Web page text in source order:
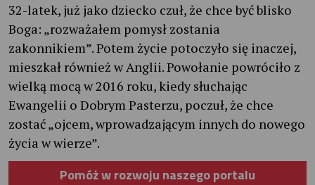
32-latek, już jako dziecko czuł, że chce być blisko
Boga: „rozważałem pomysł zostania
zakonnikiem”. Potem życie potoczyło się inaczej,
mieszkał również w Anglii. Powołanie powróciło z
wielką mocą w 2016 roku, kiedy słuchając
Ewangelii o Dobrym Pasterzu, poczuł, że chce
zostać „ojcem, wprowadzającym innych do nowego
życia w wierze”.
Pomóż w rozwoju naszego portalu